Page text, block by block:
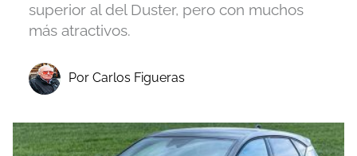
superior al del Duster, pero con muchos
más atractivos.
Por Carlos Figueras